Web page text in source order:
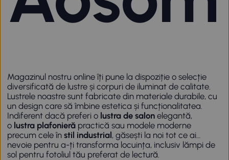
Magazinul nostru online îți pune la dispoziție o selecție
diversificată de lustre și corpuri de iluminat de calitate.
Lustrele noastre sunt fabricate din materiale durabile, cu
un design care să îmbine estetica și funcționalitatea.
Indiferent dacă preferi o lustra de salon elegantă,
o lustra plafonieră practică sau modele moderne
precum cele înstil industrial, găsești la noi tot ce ai
nevoie pentru a-ți transforma locuința, inclusiv lămpi de
sol pentru fotoliul tău preferat de lectură.